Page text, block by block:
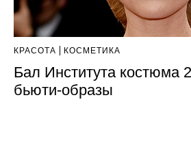
КРАСОТА КОСМЕТИКА
Бал Института костюма
бьюти-образы